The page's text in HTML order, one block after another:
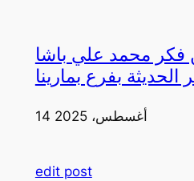
فكر محمد علي باشا
بفرع بمارينا
14 أغسطس، 2025
edit post